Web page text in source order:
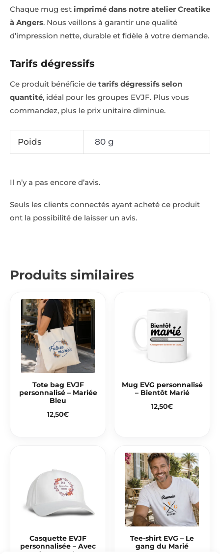
Chaque mug est imprimé dans notre atelier Creatike
à Angers. Nous veillons à garantir une qualité
d’impression nette, durable et fidèle à votre demande.
Tarifs dégressifs
Ce produit bénéficie de tarifs dégressifs selon
quantité, idéal pour les groupes EVJF. Plus vous
commandez, plus le prix unitaire diminue.
Poids 80 g
Il n’y a pas encore d’avis.
Seuls les clients connectés ayant acheté ce produit
ont la possibilité de laisser un avis.
Produits similaires
Tote bag EVJF
personnalisé – Mariée
Bleu
12,50€
Mug EVG personnalisé
– Bientôt Marié
12,50€
Casquette EVJF
personnalisée – Avec
Tee-shirt EVG – Le
gang du Marié